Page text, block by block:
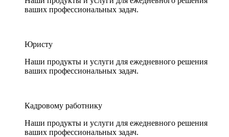
ваших профессиональных задач.
Юристу
Наши продукты и услуги для ежедневного решения
ваших профессиональных задач.
Кадровому работнику
Наши продукты и услуги для ежедневного решения
ваших профессиональных задач.